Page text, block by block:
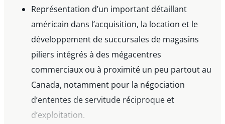
Représentation d’un important détaillant
américain dans l’acquisition, la location et le
développement de succursales de magasins
piliers intégrés à des mégacentres
commerciaux ou à proximité un peu partout au
Canada, notamment pour la négociation
d’ententes de servitude réciproque et
d’exploitation.